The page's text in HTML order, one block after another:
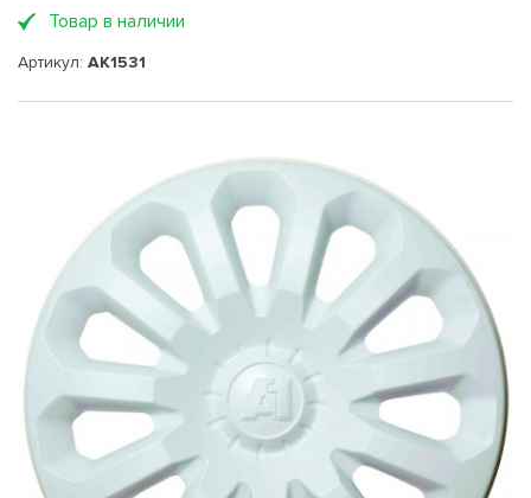
Товар в наличии
Артикул: AK1531